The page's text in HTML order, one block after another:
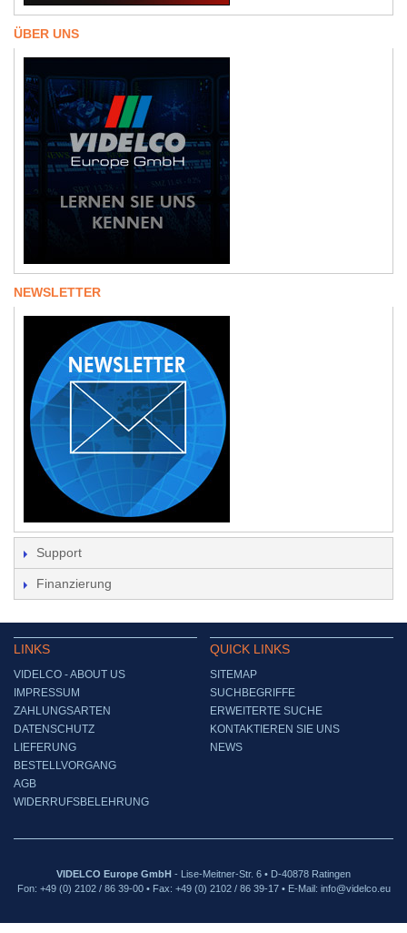
ÜBER UNS
NEWSLETTER
Support
Finanzierung
LINKS
VIDELCO - ABOUT US
IMPRESSUM
ZAHLUNGSARTEN
DATENSCHUTZ
LIEFERUNG
BESTELLVORGANG
AGB
WIDERRUFSBELEHRUNG
QUICK LINKS
SITEMAP
SUCHBEGRIFFE
ERWEITERTE SUCHE
KONTAKTIEREN SIE UNS
NEWS
VIDELCO Europe GmbH - Lise-Meitner-Str. 6 • D-40878 Ratingen
Fon: +49 (0) 2102 / 86 39-00 • Fax: +49 (0) 2102 / 86 39-17 • E-Mail: info@videlco.eu